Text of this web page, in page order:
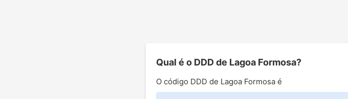
Qual é o DDD de Lagoa Formosa?
O código DDD de Lagoa Formosa é